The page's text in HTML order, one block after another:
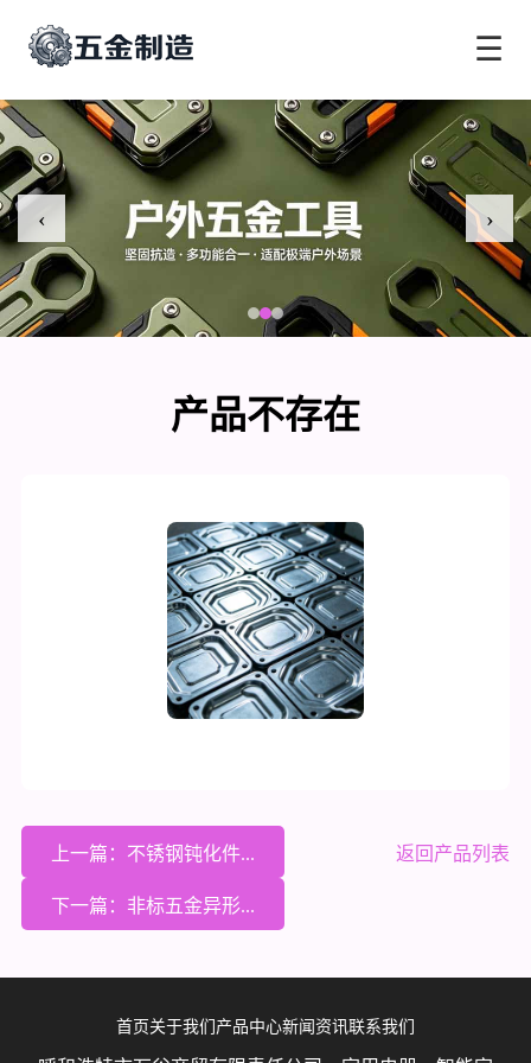
☰
‹ ›
产品不存在
上一篇：不锈钢钝化件... 返回产品列表
下一篇：非标五金异形...
首页 关于我们 产品中心新闻资讯联系我们